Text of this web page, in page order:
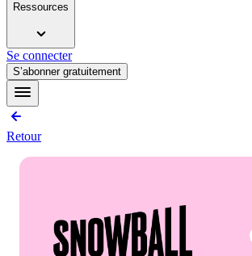
Ressources
Se connecter
S’abonner gratuitement
Retour